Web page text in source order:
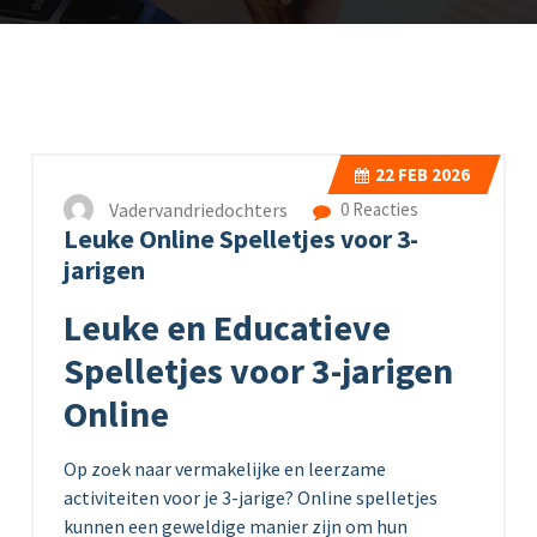
22 FEB 2026
Vadervandriedochters 0 Reacties
Leuke Online Spelletjes voor 3-
jarigen
Leuke en Educatieve
Spelletjes voor 3-jarigen
Online
Op zoek naar vermakelijke en leerzame
activiteiten voor je 3-jarige? Online spelletjes
kunnen een geweldige manier zijn om hun